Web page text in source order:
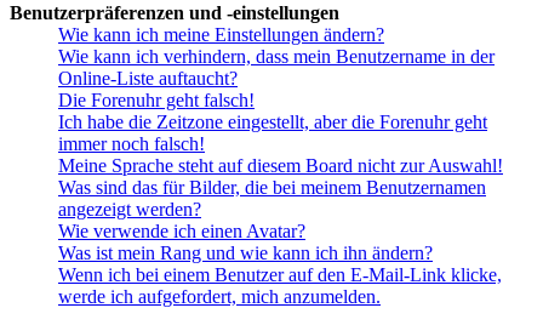
Benutzerpräferenzen und -einstellungen
Wie kann ich meine Einstellungen ändern?
Wie kann ich verhindern, dass mein Benutzername in der
Online-Liste auftaucht?
Die Forenuhr geht falsch!
Ich habe die Zeitzone eingestellt, aber die Forenuhr geht
immer noch falsch!
Meine Sprache steht auf diesem Board nicht zur Auswahl!
Was sind das für Bilder, die bei meinem Benutzernamen
angezeigt werden?
Wie verwende ich einen Avatar?
Was ist mein Rang und wie kann ich ihn ändern?
Wenn ich bei einem Benutzer auf den E-Mail-Link klicke,
werde ich aufgefordert, mich anzumelden.